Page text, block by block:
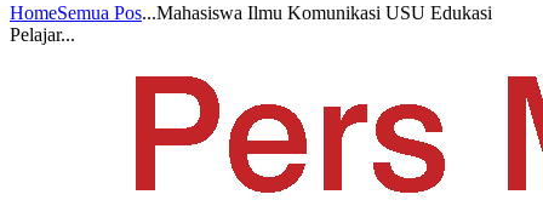
HomeSemua Pos...Mahasiswa Ilmu Komunikasi USU Edukasi
Pelajar...